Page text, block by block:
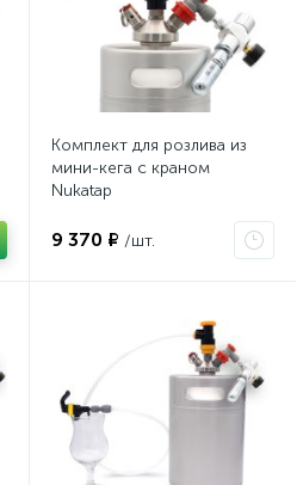
Комплект для розлива из
мини-кега с краном
Nukatap
9 370 ₽ /шт.